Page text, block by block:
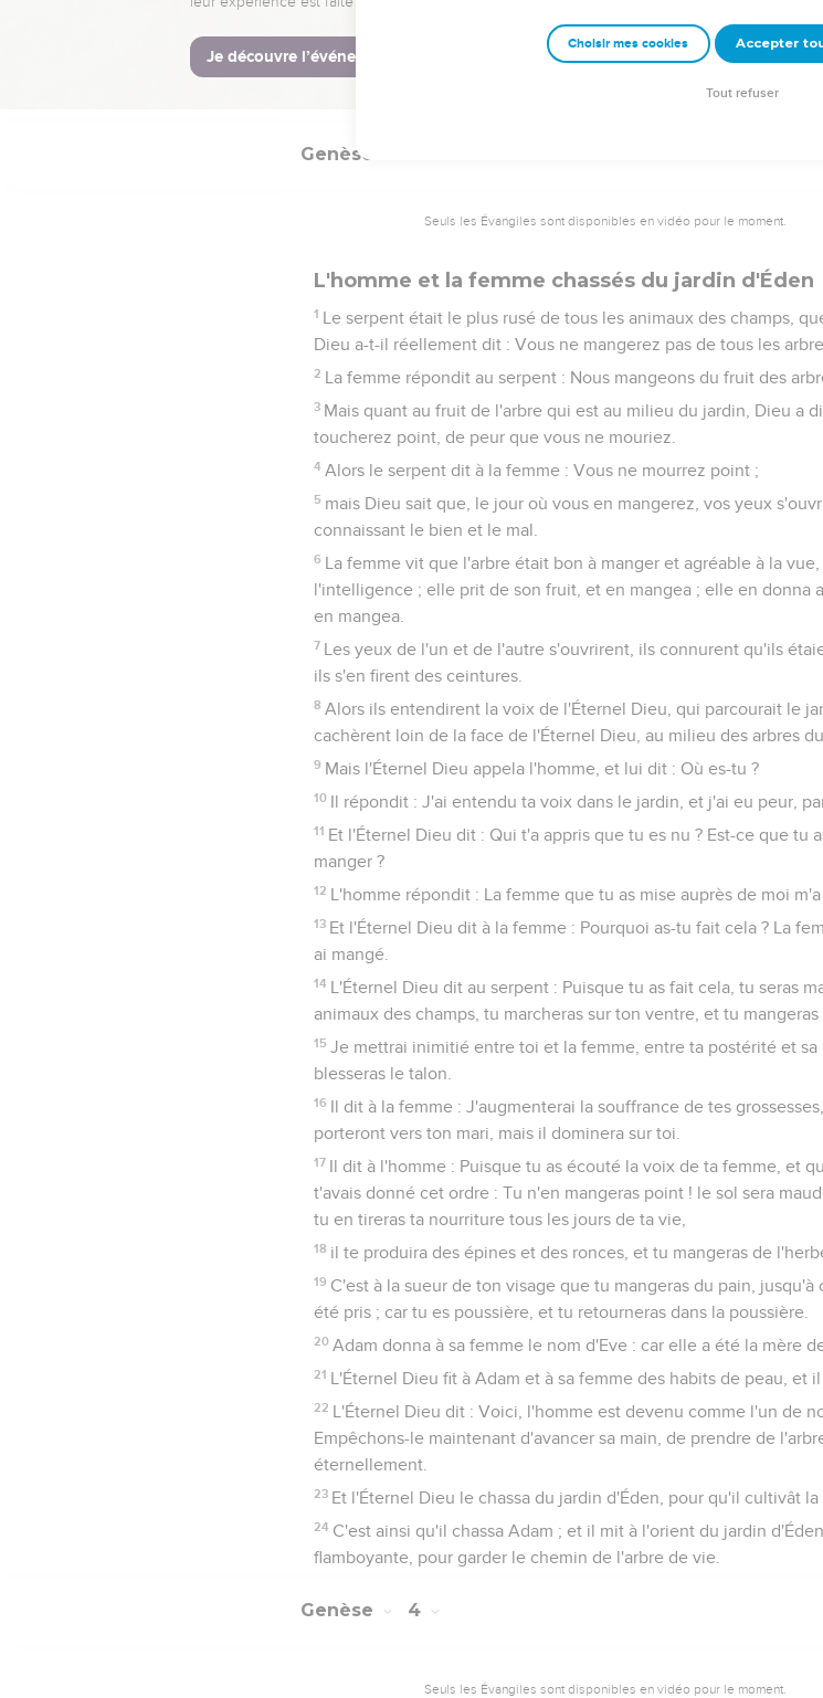
C'est pourquoi l'homme quittera son père et sa mère, et
chair.
L'homme et sa femme étaient tous deux nus, et ils n'en avaient
Genèse
Seuls les Évangiles sont disponibles en vidéo pour le moment.
L'homme et la femme chassés du jardin d'Éden
1 Le serpent était le plus rusé de tous les animaux des champs,
Dieu a-t-il réellement dit : Vous ne mangerez pas de tous les
2 La femme répondit au serpent : Nous mangeons du fruit des
3 Mais quant au fruit de l'arbre qui est au milieu du jardin, Dieu a
toucherez point, de peur que vous ne mouriez.
4 Alors le serpent dit à la femme : Vous ne mourrez point ;
5 mais Dieu sait que, le jour où vous en mangerez, vos yeux
connaissant le bien et le mal.
6 La femme vit que l'arbre était bon à manger et agréable à la
l'intelligence ; elle prit de son fruit, et en mangea ; elle en donna
en mangea.
7 Les yeux de l'un et de l'autre s'ouvrirent, ils connurent qu'ils
ils s'en firent des ceintures.
8 Alors ils entendirent la voix de l'Éternel Dieu, qui parcourait le
cachèrent loin de la face de l'Éternel Dieu, au milieu des arbres du
9 Mais l'Éternel Dieu appela l'homme, et lui dit : Où es-tu ?
10 Il répondit : J'ai entendu ta voix dans le jardin, et j'ai eu peur,
11 Et l'Éternel Dieu dit : Qui t'a appris que tu es nu ? Est-ce que tu
manger ?
12 L'homme répondit : La femme que tu as mise auprès de moi
13 Et l'Éternel Dieu dit à la femme : Pourquoi as-tu fait cela ? La
ai mangé.
14 L'Éternel Dieu dit au serpent : Puisque tu as fait cela, tu seras
animaux des champs, tu marcheras sur ton ventre, et tu
15 Je mettrai inimitié entre toi et la femme, entre ta postérité et
blesseras le talon.
16 Il dit à la femme : J'augmenterai la souffrance de tes
porteront vers ton mari, mais il dominera sur toi.
17 Il dit à l'homme : Puisque tu as écouté la voix de ta femme, et
t'avais donné cet ordre : Tu n'en mangeras point ! le sol sera
tu en tireras ta nourriture tous les jours de ta vie,
18 il te produira des épines et des ronces, et tu mangeras de
19 C'est à la sueur de ton visage que tu mangeras du pain,
été pris ; car tu es poussière, et tu retourneras dans la poussière.
20 Adam donna à sa femme le nom d'Eve : car elle a été la mère
21 L'Éternel Dieu fit à Adam et à sa femme des habits de peau, et
22 L'Éternel Dieu dit : Voici, l'homme est devenu comme l'un de
Empêchons-le maintenant d'avancer sa main, de prendre de
éternellement.
23 Et l'Éternel Dieu le chassa du jardin d'Éden, pour qu'il cultivât
24 C'est ainsi qu'il chassa Adam ; et il mit à l'orient du jardin
flamboyante, pour garder le chemin de l'arbre de vie.
Genèse 4
Seuls les Évangiles sont disponibles en vidéo pour le moment.
Choisir mes cookies Accepter
Tout refuser